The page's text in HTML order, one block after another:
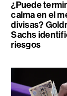
¿Puede
calma en el
divisas?
Sachs
riesgos